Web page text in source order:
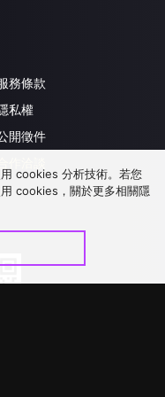
務條款
私權
開徵件
cookies 分析技術。若您
cookies，關於更多相關隱